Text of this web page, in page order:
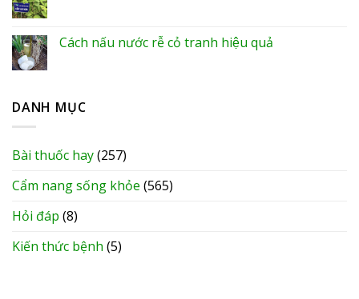
Cách nấu nước rễ cỏ tranh hiệu quả
DANH MỤC
Bài thuốc hay(257)
Cẩm nang sống khỏe (565)
Hỏi đáp (8)
Kiến thức bệnh (5)